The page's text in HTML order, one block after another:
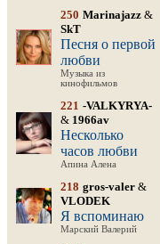
250 Marinajazz &
SkT
Песня о первой
любви
Музыка из
кинофильмов
221 -VALKYRYA-
& 1966av
Несколько
часов любви
Апина Алена
218 gros-valer &
VLODEK
Я вспоминаю
Марский Валерий